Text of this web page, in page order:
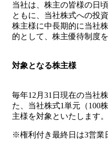
当社は、株主の皆様の日
ともに、当社株式への投
株主様に中長期的に当社
的として、株主優待制度
対象となる株主様
毎年12月31日現在の当社
た、当社株式1単元（100
主様を対象といたします。
※権利付き最終日は3営業